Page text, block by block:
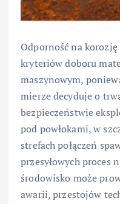
Odporność na
kryteriów doboru
maszynowym,
mierze decyduje o
bezpieczeństwie
pod powłokami, w
strefach połączeń
przesyłowych proces
środowisko może
awarii, przestojów